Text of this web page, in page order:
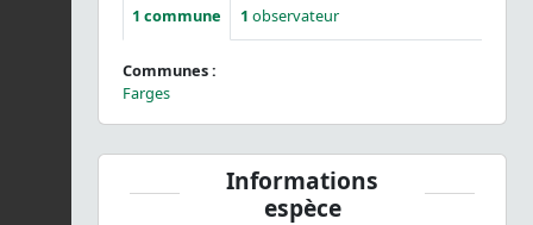
1 commune 1 observateur
Communes :
Farges
Informations
espèce